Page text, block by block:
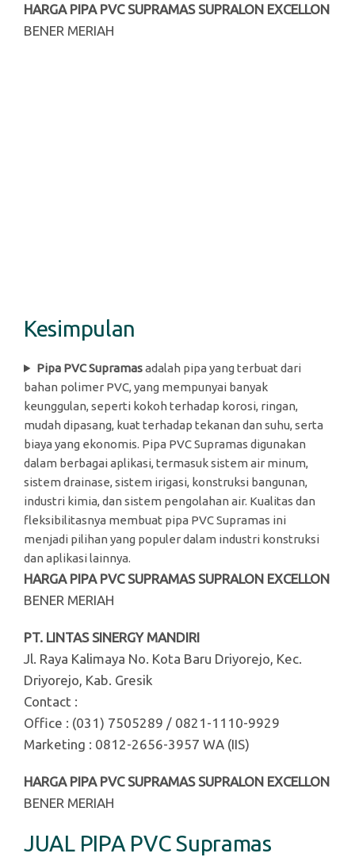
HARGA PIPA PVC SUPRAMAS SUPRALON EXCELLON
BENER MERIAH
Kesimpulan
Pipa PVC Supramasadalah pipa yang terbuat dari
bahan polimer PVC, yang mempunyai banyak
keunggulan, seperti kokoh terhadap korosi, ringan,
mudah dipasang, kuat terhadap tekanan dan suhu, serta
biaya yang ekonomis. Pipa PVC Supramas digunakan
dalam berbagai aplikasi, termasuk sistem air minum,
sistem drainase, sistem irigasi, konstruksi bangunan,
industri kimia, dan sistem pengolahan air. Kualitas dan
fleksibilitasnya membuat pipa PVC Supramas ini
menjadi pilihan yang populer dalam industri konstruksi
dan aplikasi lainnya.
HARGA PIPA PVC SUPRAMAS SUPRALON EXCELLON
BENER MERIAH
PT. LINTAS SINERGY MANDIRI
Jl. Raya Kalimaya No. Kota Baru Driyorejo, Kec.
Driyorejo, Kab. Gresik
Contact :
Office : (031) 7505289 / 0821-1110-9929
Marketing : 0812-2656-3957 WA (IIS)
HARGA PIPA PVC SUPRAMAS SUPRALON EXCELLON
BENER MERIAH
JUAL PIPA PVC Supramas